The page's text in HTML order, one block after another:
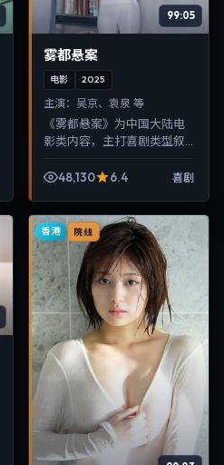
99:05
雾都悬案
电影 2025
主演： 吴京、袁泉 等
《雾都悬案》为中国大陆电
影类内容，主打喜剧类型叙
适合移动端与电视端随时在
48,130 6.4 喜剧
香港 院线